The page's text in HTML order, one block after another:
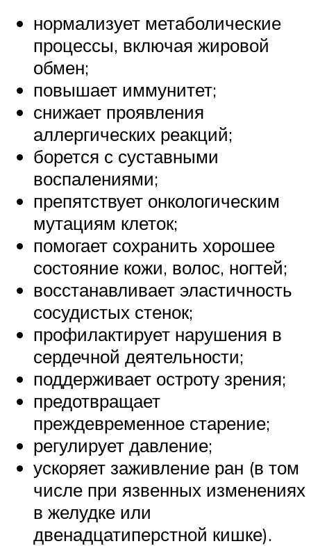
нормализует метаболические
процессы, включая жировой
обмен;
повышает иммунитет;
снижает проявления
аллергических реакций;
борется с суставными
воспалениями;
препятствует онкологическим
мутациям клеток;
помогает сохранить хорошее
состояние кожи, волос, ногтей;
восстанавливает эластичность
сосудистых стенок;
профилактирует нарушения в
сердечной деятельности;
поддерживает остроту зрения;
предотвращает
преждевременное старение;
регулирует давление;
ускоряет заживление ран (в том
числе при язвенных изменениях
в желудке или
двенадцатиперстной кишке).